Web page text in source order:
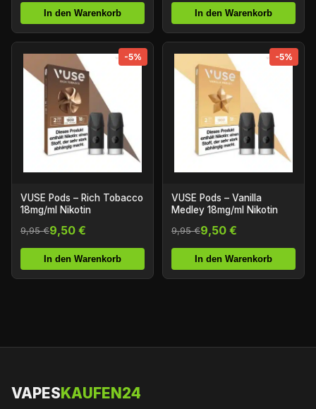
In den Warenkorb In den Warenkorb
-5%
VUSE Pods – Rich Tobacco
18mg/ml Nikotin
9,95 €9,50 €
In den Warenkorb
-5%
VUSE Pods – Vanilla
Medley 18mg/ml Nikotin
9,95 €9,50 €
In den Warenkorb
VAPESKAUFEN24